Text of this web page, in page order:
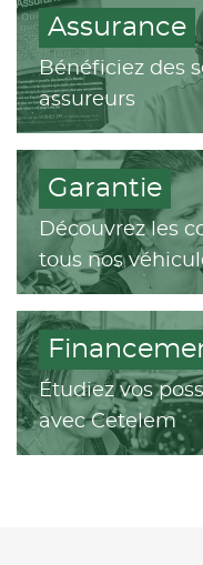
Assurance
Bénéficiez des
assureurs
Garantie
Découvrez les
tous nos
Étudiez vos
avec Cetelem